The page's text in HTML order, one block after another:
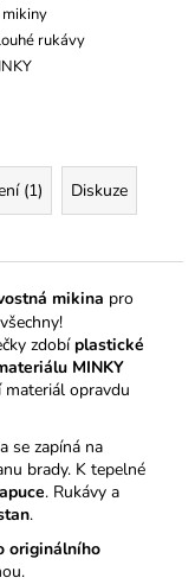
mikiny
rukávy
(1) Diskuze
mikina pro
zdobíplastické
MINKY
opravdu
se zapíná na
brady. K tepelné
. Rukávy a
.
originálního